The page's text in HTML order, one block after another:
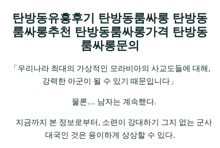
탄방동유흥후기 탄방동룸싸롱 탄방동
룸싸롱추천 탄방동룸싸롱가격 탄방동
룸싸롱문의
「우리나라 최대의 가상적인 모라비아의 사교도들에 대해,
강력한 아군이 될 수 있기 때문입니다」
물론… 남자는 계속했다.
지금까지 본 정보로부터, 소련이 강대하기 그지 없는 군사
대국인 것은 용이하게 상상할 수 있다.